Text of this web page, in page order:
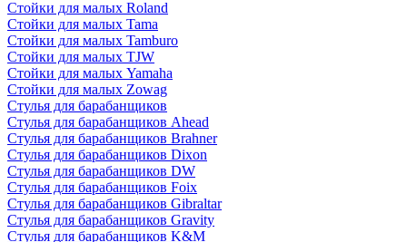
Стойки для малых Roland
Стойки для малых Tama
Стойки для малых Tamburo
Стойки для малых TJW
Стойки для малых Yamaha
Стойки для малых Zowag
Стулья для барабанщиков
Стулья для барабанщиков Ahead
Стулья для барабанщиков Brahner
Стулья для барабанщиков Dixon
Стулья для барабанщиков DW
Стулья для барабанщиков Foix
Стулья для барабанщиков Gibraltar
Стулья для барабанщиков Gravity
Стулья для барабанщиков K&M